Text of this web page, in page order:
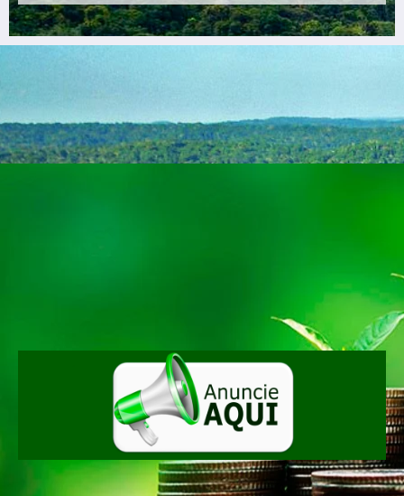
OU AVES agosto 7, 2026
ADRIANOPOLIS EM MANAUS MAPA E PERFIL E PERFIL DE
MORADORES agosto 7, 2026
UMA AGROPEGUARISTA COMO CANDIDATA A VICE GOVERNADORA
DE MARCONI PIRILO agosto 7, 2026